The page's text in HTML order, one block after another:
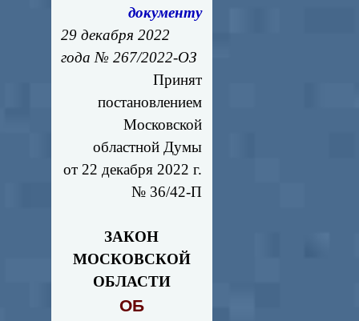
документу
29 декабря 2022
года № 267/2022-ОЗ
Принят
постановлением
Московской
областной Думы
от 22 декабря 2022 г.
№ 36/42-П
ЗАКОН
МОСКОВСКОЙ
ОБЛАСТИ
ОБ